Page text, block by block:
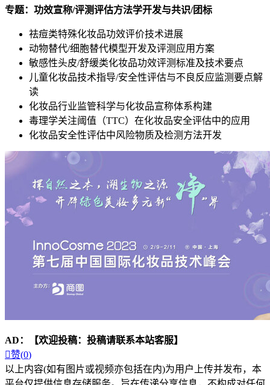
专题：功效宣称/评测评估方法学开发与共识/团标
祛痘类特殊化妆品功效评价技术进展
动物替代/细胞替代模型开发及评测应用方案
敏感性头皮/舒缓类化妆品功效评测标准及技术要点
儿童化妆品技术指导/安全性评估与不良反应监测要点解
读
化妆品行业监管科学与化妆品宣称体系构建
毒理学关注阈值（TTC）在化妆品安全评估中的应用
化妆品安全性评估中风险物质及检测方法开发
AD：
【欢迎投稿：投稿请联系本站客服】
赞(0)
以上内容(如有图片或视频亦包括在内)为用户上传并发布，本